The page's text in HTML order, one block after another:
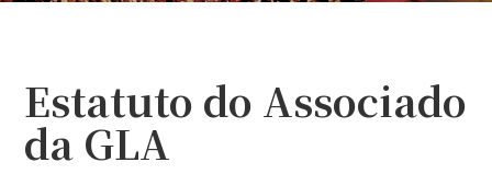
Estatuto do Associado
da GLA